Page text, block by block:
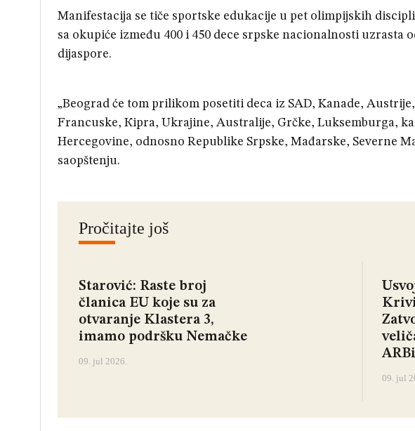
Manifestacija se tiče sportske edukacije u pet olimpijskih
sa okupiće između 400 i 450 dece srpske nacionalnosti uzrasta
dijaspore.
„Beograd će tom prilikom posetiti deca iz SAD, Kanade,
Francuske, Кipra, Ukrajine, Australije, Grčke, Luksemburga,
Hercegovine, odnosno Republike Srpske, Mađarske, Severne
saopštenju.
Pročitajte još
Starović: Raste broj
članica EU koje su za
otvaranje Klastera 3,
imamo podršku Nemačke
09. jul 2026.
09. jul